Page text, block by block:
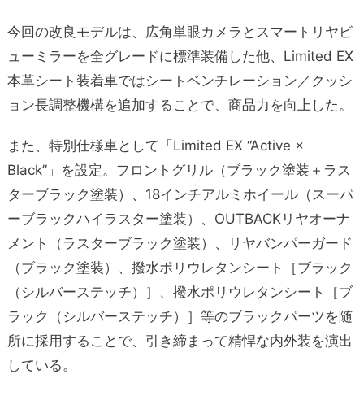
今回の改良モデルは、広角単眼カメラとスマートリヤビ
ューミラーを全グレードに標準装備した他、Limited EX
本革シート装着車ではシートベンチレーション／クッシ
ョン長調整機構を追加することで、商品力を向上した。
また、特別仕様車として「Limited EX “Active ×
Black”」を設定。フロントグリル（ブラック塗装＋ラス
ターブラック塗装）、18インチアルミホイール（スーパ
ーブラックハイラスター塗装）、OUTBACKリヤオーナ
メント（ラスターブラック塗装）、リヤバンパーガード
（ブラック塗装）、撥水ポリウレタンシート［ブラック
（シルバーステッチ）］、撥水ポリウレタンシート［ブ
ラック（シルバーステッチ）］等のブラックパーツを随
所に採用することで、引き締まって精悍な内外装を演出
している。